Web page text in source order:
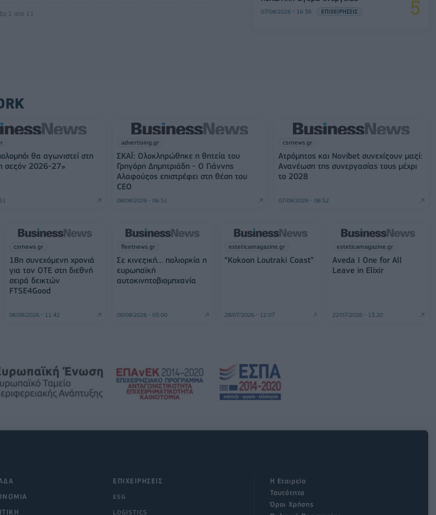
1 από 11 07/08/2026 - 16:38 ΕΠΙΧΕΙΡΗΣΕΙΣ
θα αγωνιστεί στη
σεζόν 2026-27»
advertising.gr
ΣΚΑΪ: Ολοκληρώθηκε η θητεία του
Γρηγόρη Δημητριάδη - Ο Γιάννης
Αλαφούζος επιστρέφει στη θέση του
CEO
08/08/2026 - 06:51
csrnews.gr
Ατρόμητος και Novibet συνεχίζουν μαζί:
Ανανέωση της συνεργασίας τους μέχρι
το 2028
07/08/2026 - 08:52
csrnews.gr
18η συνεχόμενη χρονιά
για τον ΟΤΕ στη διεθνή
σειρά δεικτών
FTSE4Good
06/08/2026 - 11:42
fleetnews.gr
Σε κινεζική… πολιορκία η
ευρωπαϊκή
αυτοκινητοβιομηχανία
06/08/2026 - 05:00
esteticamagazine.gr
“Kokoon Loutraki Coast”
28/07/2026 - 12:07
esteticamagazine.gr
Aveda I One for All
Leave in Elixir
22/07/2026 - 13:20
ΕΠΙΧΕΙΡΗΣΕΙΣ
ESG
LOGISTICS
Η Εταιρεία
Ταυτότητα
Όροι Χρήσης